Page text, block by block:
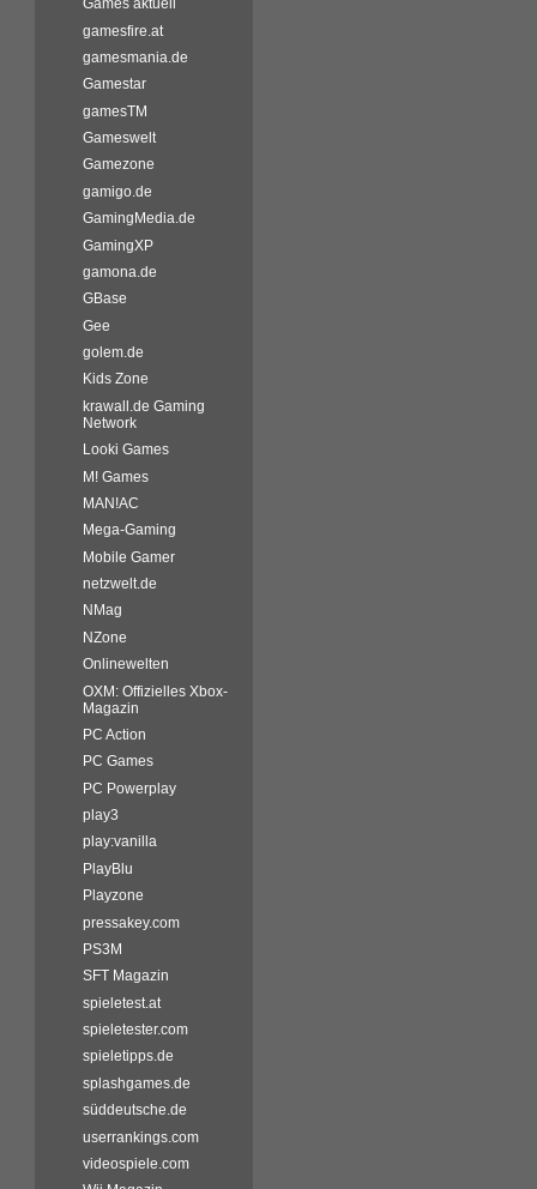
Games aktuell
gamesfire.at
gamesmania.de
Gamestar
gamesTM
Gameswelt
Gamezone
gamigo.de
GamingMedia.de
GamingXP
gamona.de
GBase
Gee
golem.de
Kids Zone
krawall.de Gaming
Network
Looki Games
M! Games
MAN!AC
Mega-Gaming
Mobile Gamer
netzwelt.de
NMag
NZone
Onlinewelten
OXM: Offizielles Xbox-
Magazin
PC Action
PC Games
PC Powerplay
play3
play:vanilla
PlayBlu
Playzone
pressakey.com
PS3M
SFT Magazin
spieletest.at
spieletester.com
spieletipps.de
splashgames.de
süddeutsche.de
userrankings.com
videospiele.com